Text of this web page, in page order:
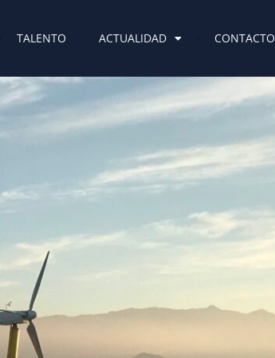
TALENTO ACTUALIDAD CONTACTO